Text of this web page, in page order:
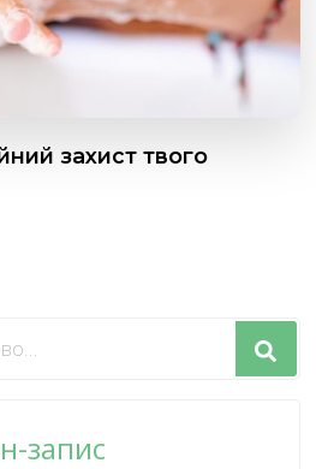
захист твого
запис